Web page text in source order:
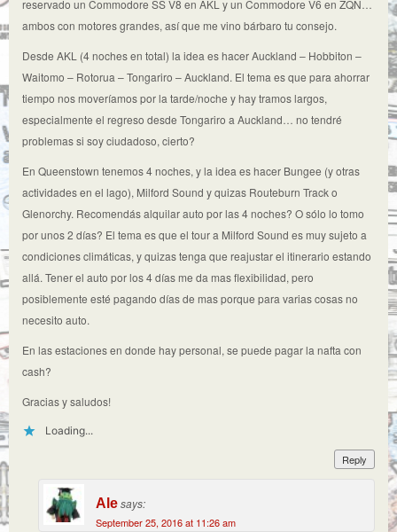
reservado un Commodore SS V8 en AKL y un Commodore V6 en ZQN…
ambos con motores grandes, así que me vino bárbaro tu consejo.
Desde AKL (4 noches en total) la idea es hacer Auckland – Hobbiton –
Waitomo – Rotorua – Tongariro – Auckland. El tema es que para ahorrar
tiempo nos moveríamos por la tarde/noche y hay tramos largos,
especialmente el regreso desde Tongariro a Auckland… no tendré
problemas si soy ciudadoso, cierto?
En Queenstown tenemos 4 noches, y la idea es hacer Bungee (y otras
actividades en el lago), Milford Sound y quizas Routeburn Track o
Glenorchy. Recomendás alquilar auto por las 4 noches? O sólo lo tomo
por unos 2 días? El tema es que el tour a Milford Sound es muy sujeto a
condiciones climáticas, y quizas tenga que reajustar el itinerario estando
allá. Tener el auto por los 4 días me da mas flexibilidad, pero
posiblemente esté pagando días de mas porque para varias cosas no
necesito auto.
En las estaciones en donde hay personal, se puede pagar la nafta con
cash?
Gracias y saludos!
Loading...
Reply
Alesays:
September 25, 2016 at 11:26 am